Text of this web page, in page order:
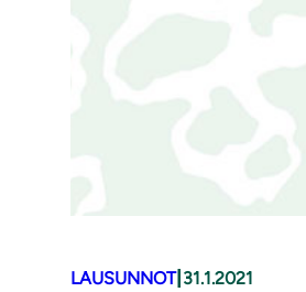
LAUSUNNOT| 31.1.2021